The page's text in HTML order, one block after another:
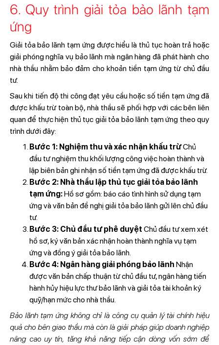
6. Quy trình giải tỏa bảo lãnh tạm
ứng
Giải tỏa bảo lãnh tạm ứng được hiểu là thủ tục hoàn trả hoặc
giải phóng nghĩa vụ bảo lãnh mà ngân hàng đã phát hành cho
nhà thầu nhằm bảo đảm cho khoản tiền tạm ứng từ chủ đầu
tư.
Sau khi tiến độ thi công đạt yêu cầu hoặc số tiền tạm ứng đã
được khấu trừ toàn bộ, nhà thầu sẽ phối hợp với các bên liên
quan để thực hiện thủ tục giải tỏa bảo lãnh tạm ứng theo quy
trình dưới đây:
Bước 1: Nghiệm thu và xác nhận khấu trừChủ
đầu tư nghiệm thu khối lượng công việc hoàn thành và
lập biên bản ghi nhận số tiền tạm ứng đã được khấu trừ.
Bước 2: Nhà thầu lập thủ tục giải tỏa bảo lãnh
tạm ứng:Hồ sơ gồm: báo cáo tình hình sử dụng tạm
ứng và văn bản đề nghị giải tỏa bảo lãnh gửi lên chủ đầu
tư.
Bước 3: Chủ đầu tư phê duyệt Chủ đầu tư xem xét
hồ sơ, ký văn bản xác nhận hoàn thành nghĩa vụ tạm
ứng và đồng ý giải tỏa bảo lãnh.
Bước 4: Ngân hàng giải phóng bảo lãnh Nhận
được văn bản chấp thuận từ chủ đầu tư, ngân hàng tiến
hành hủy hiệu lực thư bảo lãnh và giải tỏa tài khoản ký
quỹ/hạn mức cho nhà thầu.
Bảo lãnh tạm ứng không chỉ là công cụ quản lý tài chính hiệu
quả cho bên giao thầu mà còn là giải pháp giúp doanh nghiệp
nâng cao uy tín, tăng khả năng tiếp cận dòng vốn sớm để